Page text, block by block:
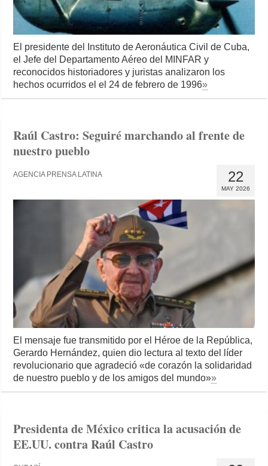
El presidente del Instituto de Aeronáutica Civil de Cuba,
el Jefe del Departamento Aéreo del MINFAR y
reconocidos historiadores y juristas analizaron los
hechos ocurridos el el 24 de febrero de 1996»
Raúl Castro: Seguiré marchando al frente de
nuestro pueblo
22
MAY 2026
AGENCIA PRENSA LATINA
El mensaje fue transmitido por el Héroe de la República,
Gerardo Hernández, quien dio lectura al texto del líder
revolucionario que agradeció «de corazón la solidaridad
de nuestro pueblo y de los amigos del mundo»»
Presidenta de México critica la acusación de
EE.UU. contra Raúl Castro